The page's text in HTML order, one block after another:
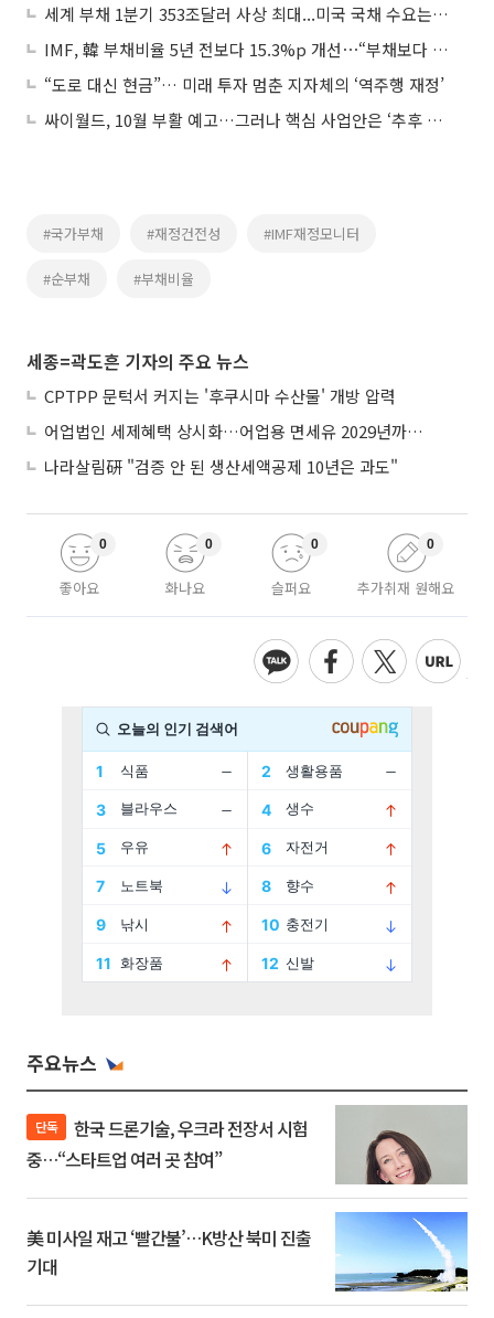
세계 부채 1분기 353조달러 사상 최대...미국 국채 수요는 정체
IMF, 韓 부채비율 5년 전보다 15.3%p 개선⋯“부채보다 성장효과가 핵심”
“도로 대신 현금”… 미래 투자 멈춘 지자체의 ‘역주행 재정’
싸이월드, 10월 부활 예고…그러나 핵심 사업안은 ‘추후 공개’
#국가부채 #재정건전성 #IMF재정모니터
#순부채 #부채비율
세종=곽도흔 기자의 주요 뉴스
CPTPP 문턱서 커지는 '후쿠시마 수산물' 개방 압력
어업법인 세제혜택 상시화…어업용 면세유 2029년까지 연장
나라살림硏 "검증 안 된 생산세액공제 10년은 과도"
좋아요
0
화나요
0
슬퍼요
0
추가취재 원해요
0
주요뉴스
단독
중…“스타트업 여러 곳 참여”
美 미사일 재고 ‘빨간불’…K방산 북미 진출
기대